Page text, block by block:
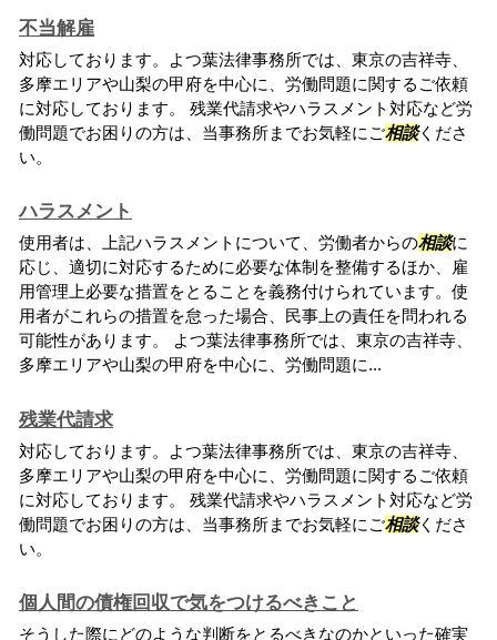
不当解雇
対応しております。よつ葉法律事務所では、東京の吉祥寺、
多摩エリアや山梨の甲府を中心に、労働問題に関するご依頼
に対応しております。 残業代請求やハラスメント対応など労
働問題でお困りの方は、当事務所までお気軽にご相談くださ
い。
ハラスメント
使用者は、上記ハラスメントについて、労働者からの相談に
応じ、適切に対応するために必要な体制を整備するほか、雇
用管理上必要な措置をとることを義務付けられています。使
用者がこれらの措置を怠った場合、民事上の責任を問われる
可能性があります。 よつ葉法律事務所では、東京の吉祥寺、
多摩エリアや山梨の甲府を中心に、労働問題に...
残業代請求
対応しております。よつ葉法律事務所では、東京の吉祥寺、
多摩エリアや山梨の甲府を中心に、労働問題に関するご依頼
に対応しております。 残業代請求やハラスメント対応など労
働問題でお困りの方は、当事務所までお気軽にご相談くださ
い。
個人間の債権回収で気をつけるべきこと
そうした際にどのような判断をとるべきなのかといった確実